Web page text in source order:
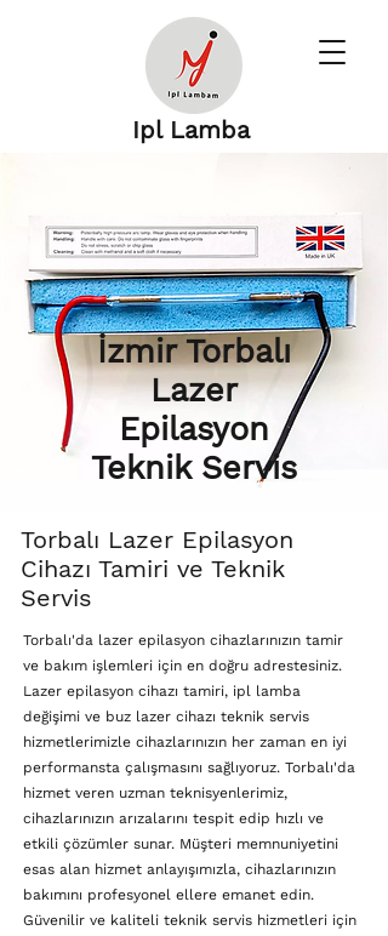
Ipl Lamba
İzmir Torbalı
Lazer
Epilasyon
Teknik Servis
Torbalı Lazer Epilasyon
Cihazı Tamiri ve Teknik
Servis
Torbalı'da lazer epilasyon cihazlarınızın tamir
ve bakım işlemleri için en doğru adrestesiniz.
Lazer epilasyon cihazı tamiri, ipl lamba
değişimi ve buz lazer cihazı teknik servis
hizmetlerimizle cihazlarınızın her zaman en iyi
performansta çalışmasını sağlıyoruz. Torbalı'da
hizmet veren uzman teknisyenlerimiz,
cihazlarınızın arızalarını tespit edip hızlı ve
etkili çözümler sunar. Müşteri memnuniyetini
esas alan hizmet anlayışımızla, cihazlarınızın
bakımını profesyonel ellere emanet edin.
Güvenilir ve kaliteli teknik servis hizmetleri için